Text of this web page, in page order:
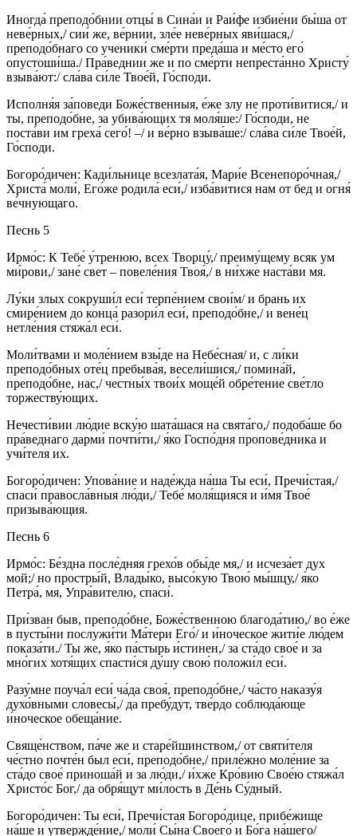
Иногда́ преподо́бнии отцы́ в Сина́и и Раи́фе избие́ни бы́ша от
неве́рных,/ сии́ же, ве́рнии, зле́е неве́рных яви́шася,/
преподо́бнаго со ученики́ сме́рти преда́ша и ме́сто его́
опустоши́ша./ Пра́веднии же и по сме́рти непреста́нно Христу́
взыва́ют:/ сла́ва си́ле Твое́й, Го́споди.
Исполня́я за́поведи Боже́ственныя, е́же злу не проти́витися,/ и
ты, преподо́бне, за убива́ющих тя моля́ше:/ Го́споди, не
поста́ви им греха́ сего́! –/ и ве́рно взыва́ше:/ сла́ва си́ле Твое́й,
Го́споди.
Богоро́дичен: Кади́льнице всезлата́я, Мари́е Всенепоро́чная,/
Христа́ моли́, Его́же родила́ еси́,/ изба́витися нам от бед и огня́
ве́чнующаго.
Песнь 5
Ирмо́с: К Тебе́ у́тренюю, всех Творцу́,/ преиму́щему всяк ум
ми́рови,/ зане́ свет – повеле́ния Твоя́,/ в ни́хже наста́ви мя.
Лу́ки злых сокруши́л еси́ терпе́нием свои́м/ и брань их
смире́нием до конца́ разори́л еси́, преподо́бне,/ и вене́ц
нетле́ния стяжа́л еси́.
Моли́твами и моле́нием взы́де на Небе́сная/ и, с ли́ки
преподо́бных оте́ц пребыва́я, весели́шися,/ помина́й,
преподо́бне, нас,/ честны́х твои́х моще́й обре́тение све́тло
торжеству́ющих.
Нечести́вии лю́дие вску́ю шата́шася на свята́го,/ подоба́ше бо
пра́веднаго дарми́ почти́ти,/ я́ко Госпо́дня пропове́дника и
учи́теля их.
Богоро́дичен: Упова́ние и наде́жда на́ша Ты еси́, Пречи́стая,/
спаси́ правосла́вныя лю́ди,/ Тебе́ моля́щияся и и́мя Твое́
призыва́ющия.
Песнь 6
Ирмо́с: Бе́здна после́дняя грехо́в обы́де мя,/ и исчеза́ет дух
мой;/ но простры́й, Влады́ко, высо́кую Твою́ мы́шцу,/ я́ко
Петра́, мя, Упра́вителю, спаси́.
При́зван быв, преподо́бне, Боже́ственною благода́тию,/ во е́же
в пусты́ни послужи́ти Ма́тери Его́/ и и́ноческое жити́е лю́дем
показа́ти./ Ты же, я́ко па́стырь и́стинен,/ за ста́до свое́ и за
мно́гих хотя́щих спасти́ся ду́шу свою́ положи́л еси́.
Разу́мне поуча́л еси́ ча́да своя́, преподо́бне,/ ча́сто наказу́я
духо́вными словесы́,/ да пребу́дут, тве́рдо соблюда́юще
и́ноческое обеща́ние.
Свяще́нством, па́че же и старе́йшинством,/ от святи́теля
че́стно почте́н был еси́, преподо́бне,/ приле́жно моле́ние за
ста́до свое́ приноша́й и за лю́ди,/ и́хже Кро́вию Свое́ю стяжа́л
Христо́с Бог,/ да обря́щут ми́лость в Де́нь Су́дный.
Богоро́дичен: Ты еси́, Пречи́стая Богоро́дице, прибе́жище
на́ше и утвержде́ние,/ моли́ Сы́на Своего́ и Бо́га на́шего/